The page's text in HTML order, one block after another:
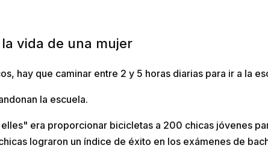
vida de una mujer
hay que caminar entre 2 y 5 horas diarias para ir a la
la escuela.
era proporcionar bicicletas a 200 chicas jóvenes
lograron un índice de éxito en los exámenes de